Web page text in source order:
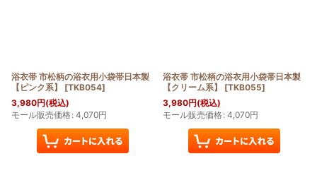
浴衣帯 市松柄の浴衣用小袋帯日本製
【ピンク系】
[TKB054]
3,980円(税込)
モール販売価格: 4,070円
浴衣帯 市松柄の浴衣用小袋帯日本製
【クリーム系】
[TKB055]
3,980円(税込)
モール販売価格: 4,070円